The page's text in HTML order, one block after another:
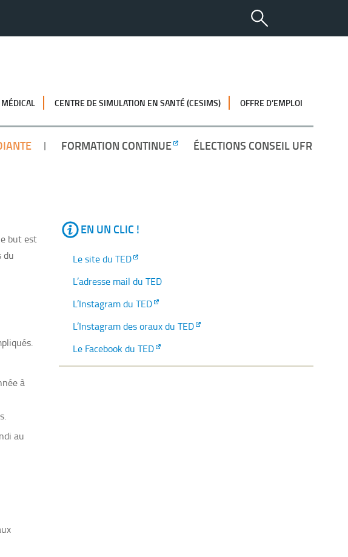
CENTRE DE SIMULATION EN SANTÉ (CESIMS) OFFRE D’EMPLOI
FORMATION CONTINUE ÉLECTIONS CONSEIL UFR
but est
du
à
au
EN UN CLIC !
Le site du TED
L’adresse mail du TED
L’Instagram du TED
L’Instagram des oraux du TED
Le Facebook du TED